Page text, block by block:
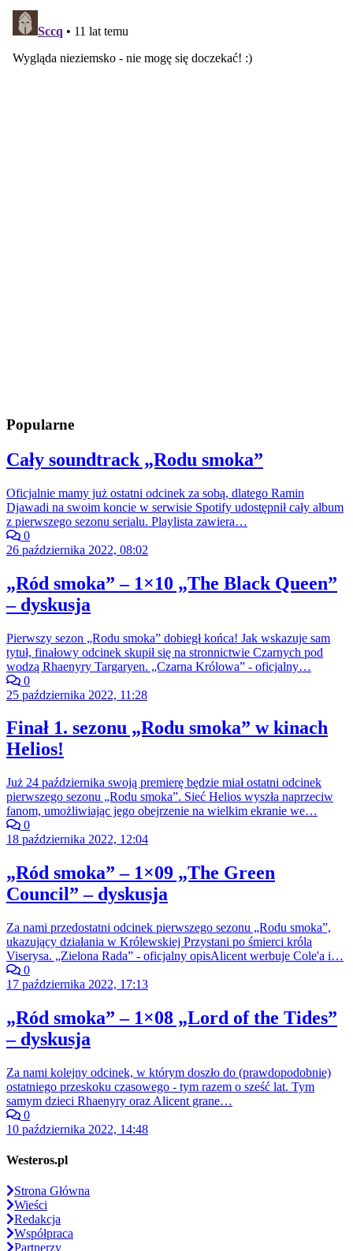
Popularne
Cały soundtrack „Rodu smoka”
Oficjalnie mamy już ostatni odcinek za sobą, dlatego Ramin
Djawadi na swoim koncie w serwisie Spotify udostępnił cały album
z pierwszego sezonu serialu. Playlista zawiera…
0
26 października 2022, 08:02
„Ród smoka” – 1×10 „The Black Queen”
– dyskusja
Pierwszy sezon „Rodu smoka” dobiegł końca! Jak wskazuje sam
tytuł, finałowy odcinek skupił się na stronnictwie Czarnych pod
wodzą Rhaenyry Targaryen. „Czarna Królowa” - oficjalny…
0
25 października 2022, 11:28
Finał 1. sezonu „Rodu smoka” w kinach
Helios!
Już 24 października swoją premierę będzie miał ostatni odcinek
pierwszego sezonu „Rodu smoka”. Sieć Helios wyszła naprzeciw
fanom, umożliwiając jego obejrzenie na wielkim ekranie we…
0
18 października 2022, 12:04
„Ród smoka” – 1×09 „The Green
Council” – dyskusja
Za nami przedostatni odcinek pierwszego sezonu „Rodu smoka”,
ukazujący działania w Królewskiej Przystani po śmierci króla
Viserysa. „Zielona Rada” - oficjalny opisAlicent werbuje Cole'a i…
0
17 października 2022, 17:13
„Ród smoka” – 1×08 „Lord of the Tides”
– dyskusja
Za nami kolejny odcinek, w którym doszło do (prawdopodobnie)
ostatniego przeskoku czasowego - tym razem o sześć lat. Tym
samym dzieci Rhaenyry oraz Alicent grane…
0
10 października 2022, 14:48
Westeros.pl
Strona Główna
Wieści
Redakcja
Współpraca
Partnerzy